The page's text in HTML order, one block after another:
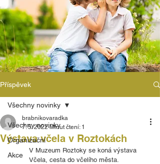
Příspěvek
Všechny novinky
Organizační
Akce
Všechny novinky
Výstava včela v Roztokách
brabnikovaradka
7. 5. 2022 Minut čtení: 1
V Muzeum Roztoky se koná výstava
Včela, cesta do včelího města.